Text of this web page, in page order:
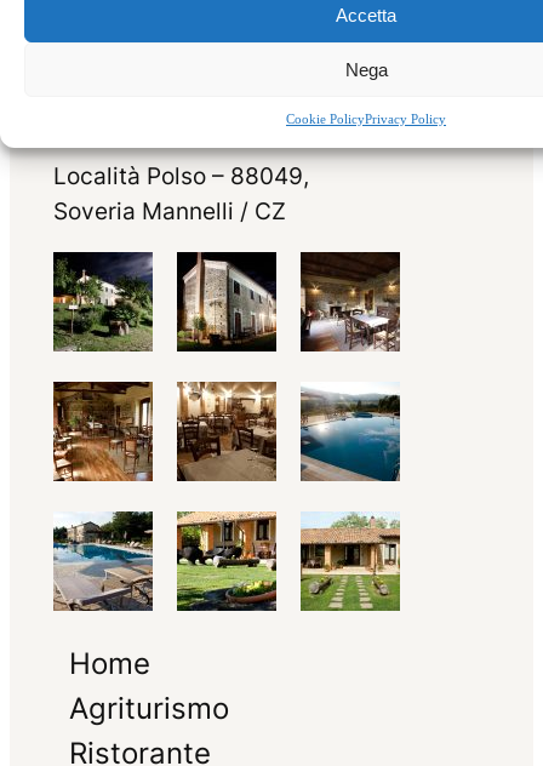
Accetta
Nega
Cookie PolicyPrivacy Policy
Località Polso – 88049,
Soveria Mannelli / CZ
Home
Agriturismo
Ristorante